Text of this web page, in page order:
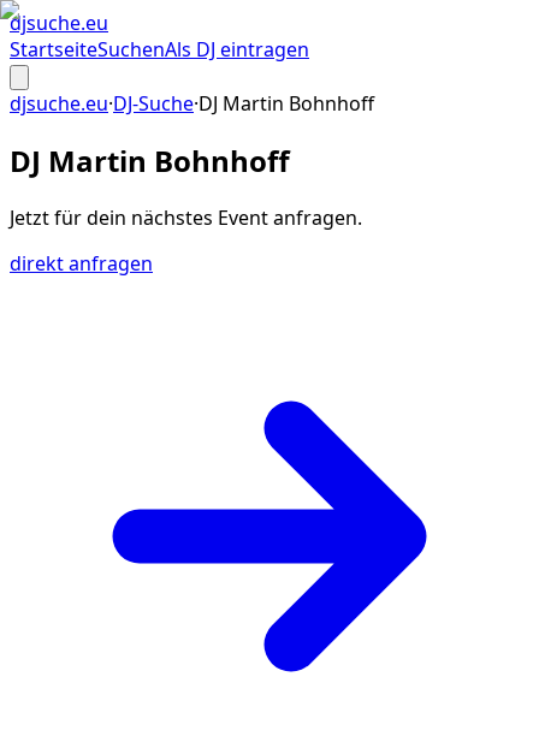
djsuche.eu
StartseiteSuchenAls DJ eintragen
djsuche.eu·DJ-Suche·DJ Martin Bohnhoff
DJ Martin Bohnhoff
Jetzt für dein nächstes Eventanfragen.
direkt anfragen